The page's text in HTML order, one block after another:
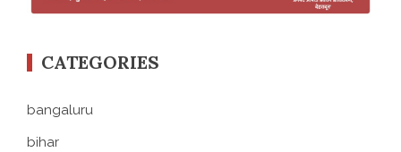
CATEGORIES
bangaluru
bihar